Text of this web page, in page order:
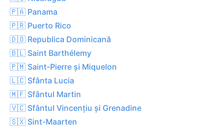
🇵🇦 Panama
🇵🇷 Puerto Rico
🇩🇴 Republica Dominicană
🇧🇱 Saint Barthélemy
🇵🇲 Saint-Pierre și Miquelon
🇱🇨 Sfânta Lucia
🇲🇫 Sfântul Martin
🇻🇨 Sfântul Vincențiu și Grenadine
🇸🇽 Sint-Maarten